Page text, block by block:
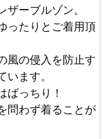
ザーブルゾン。
ったりとご着用頂
風の侵入を防止す
います。
ばっちり！
問わず着ることが